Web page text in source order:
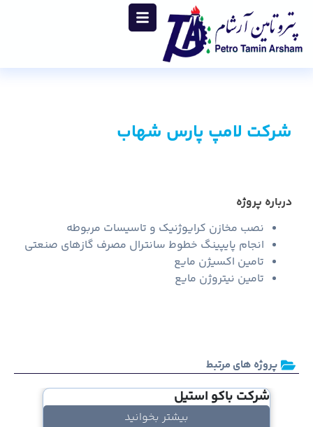
شرکت لامپ پارس شهاب
درباره پروژه
نصب مخازن کرایوژنیک و تاسیسات مربوطه
انجام پایپینگ خطوط سانترال مصرف گازهای صنعتی
تامین اکسیژن مایع
تامین نیتروژن مایع
پروژه های مرتبط
شرکت باکو استیل
بیشتر بخوانید